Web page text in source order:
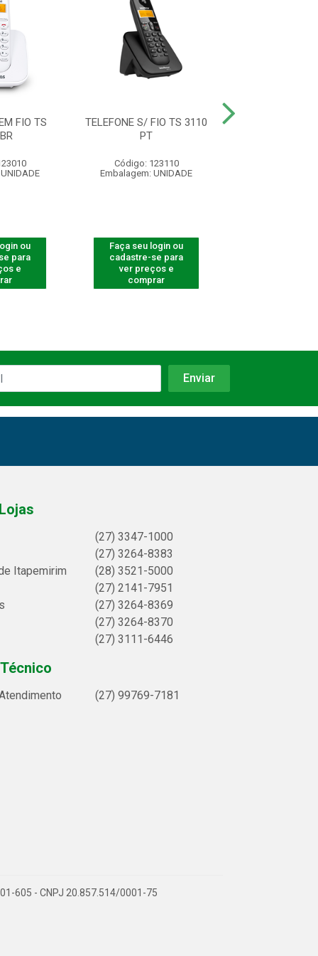
FIO TS
ou
para
e
TELEFONE S/ FIO TS 3110
PT
Código: 123110
Embalagem: UNIDADE
Faça seu login ou
cadastre-se para
ver preços e
comprar
(27) 3347-1000
(27) 3264-8383
Itapemirim
(28) 3521-5000
(27) 2141-7951
(27) 3264-8369
(27) 3264-8370
(27) 3111-6446
(27) 99769-7181
605 - CNPJ 20.857.514/0001-75